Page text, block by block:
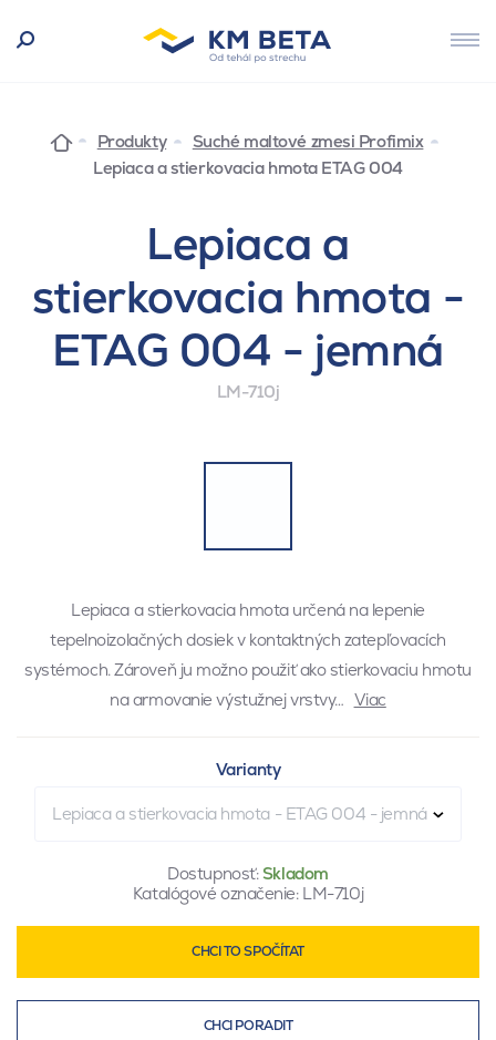
Produkty
Suché maltové zmesi Profimix
Lepiaca a stierkovacia hmota ETAG 004
Lepiaca a
stierkovacia hmota -
ETAG 004 - jemná
LM-710j
Lepiaca a stierkovacia hmota určená na lepenie
tepelnoizolačných dosiek v kontaktných zatepľovacích
systémoch. Zároveň ju možno použiť ako stierkovaciu hmotu
na armovanie výstužnej vrstvy… Viac
Varianty
Lepiaca a stierkovacia hmota - ETAG 004 - jemná
Dostupnosť:Skladom
Katalógové označenie: LM-710j
CHCI TO SPOČÍTAT
CHCI PORADIT